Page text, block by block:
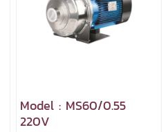
Model : MS60/0.55
220V